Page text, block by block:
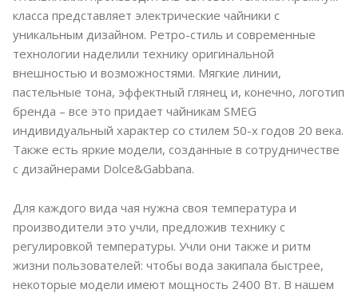
класса представляет электрические чайники с
уникальным дизайном. Ретро-стиль и современные
технологии наделили технику оригинальной
внешностью и возможностями. Мягкие линии,
пастельные тона, эффектный глянец и, конечно, логотип
бренда – все это придает чайникам SMEG
индивидуальный характер со стилем 50-х годов 20 века.
Также есть яркие модели, созданные в сотрудничестве
с дизайнерами Dolce&Gabbana.
Для каждого вида чая нужна своя температура и
производители это учли, предложив технику с
регулировкой температуры. Учли они также и ритм
жизни пользователей: чтобы вода закипала быстрее,
некоторые модели имеют мощность 2400 Вт. В нашем